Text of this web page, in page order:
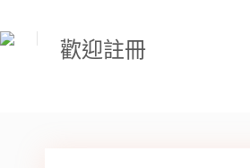
歡迎註冊